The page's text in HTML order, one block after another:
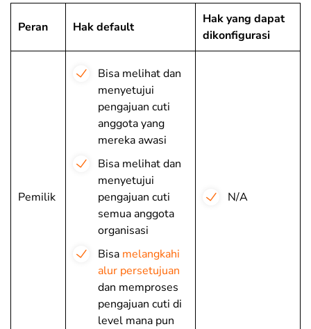
Peran Hak default
Hak yang dapat
dikonfigurasi
Pemilik
Bisa melihat dan
menyetujui
pengajuan cuti
anggota yang
mereka awasi
Bisa melihat dan
menyetujui
pengajuan cuti
semua anggota
organisasi
Bisa melangkahi
alur persetujuan
dan memproses
pengajuan cuti di
level mana pun
N/A